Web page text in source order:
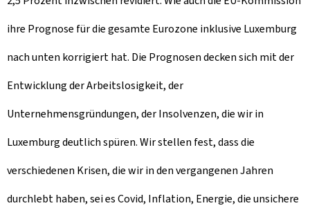
ihre Prognose für die gesamte Eurozone inklusive Luxemburg
nach unten korrigiert hat. Die Prognosen decken sich mit der
Entwicklung der Arbeitslosigkeit, der
Unternehmensgründungen, der Insolvenzen, die wir in
Luxemburg deutlich spüren. Wir stellen fest, dass die
verschiedenen Krisen, die wir in den vergangenen Jahren
durchlebt haben, sei es Covid, Inflation, Energie, die unsichere